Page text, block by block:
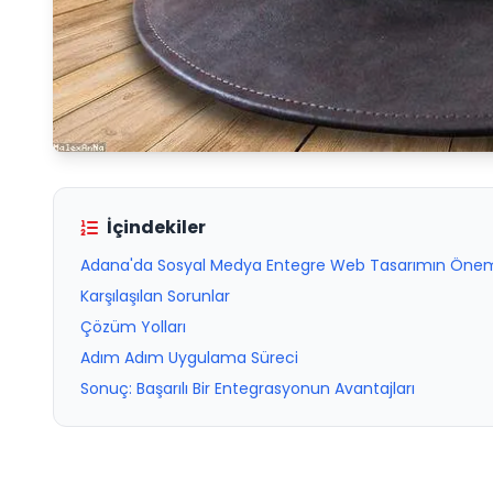
İçindekiler
Adana'da Sosyal Medya Entegre Web Tasarımın
Karşılaşılan Sorunlar
Çözüm Yolları
Adım Adım Uygulama Süreci
Sonuç: Başarılı Bir Entegrasyonun Avantajları